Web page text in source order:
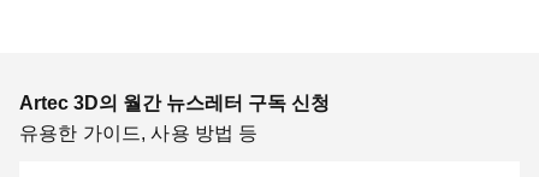
Artec 3D의 월간 뉴스레터 구독 신청
유용한 가이드, 사용 방법 등